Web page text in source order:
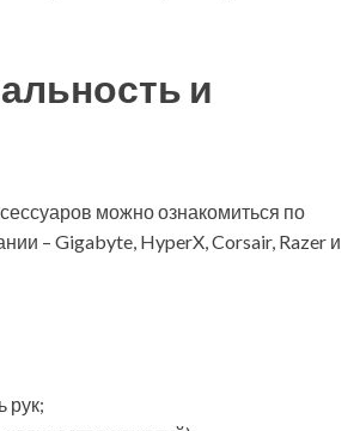
и
можно ознакомиться по
– Gigabyte, HyperX, Corsair, Razer и
рук;